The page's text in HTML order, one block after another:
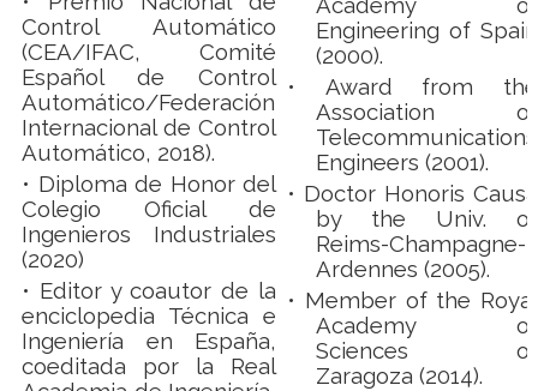
Control Automático
(CEA/IFAC, Comité
Español de Control
Automático/Federación
Internacional de Control
Automático, 2018).
• Diploma de Honor del
Colegio Oficial de
Ingenieros Industriales
(2020)
• Editor y coautor de la
enciclopedia Técnica e
Ingeniería en España,
coeditada por la Real
Engineering of Spain
(2000).
• Award from the
Association of
Telecommunications
Engineers (2001).
• Doctor Honoris Causa
by the Univ. of
Reims-Champagne-
Ardennes (2005).
• Member of the Royal
Academy of
Sciences of
Zaragoza (2014).